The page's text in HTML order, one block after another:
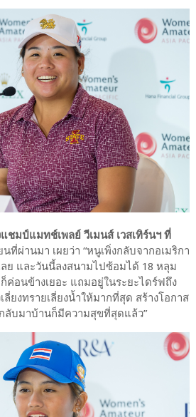
แชมป์แมทช์เพลย์ วีเมนส์ เวสเทิร์นฯ ที่
ที่ผ่านมา เผยว่า “หนูเพิ่งกลับจากอเมริกา
ลย และวันนี้ลงสนามไปซ้อมได้ 18 หลุม
ค่อนข้างเยอะ แถมอยู่ในระยะไดร์ฟถึง
ยงทรายเลี่ยงน้ำให้มากที่สุด สร้างโอกาส
ลับมาบ้านก็มีความสุขที่สุดแล้ว”